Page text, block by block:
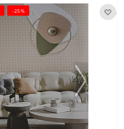
-25%